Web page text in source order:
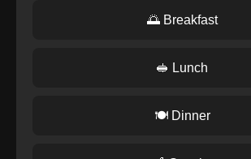
🌅 Breakfast
🥪 Lunch
🍽️ Dinner